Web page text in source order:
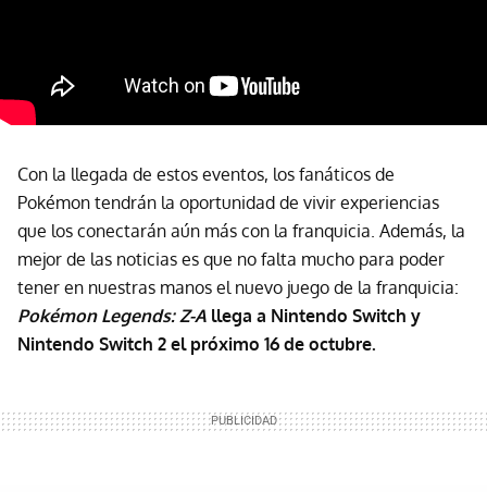
Con la llegada de estos eventos, los fanáticos de
Pokémon tendrán la oportunidad de vivir experiencias
que los conectarán aún más con la franquicia. Además, la
mejor de las noticias es que no falta mucho para poder
tener en nuestras manos el nuevo juego de la franquicia:
Pokémon Legends: Z-A llega a Nintendo Switch y
Nintendo Switch 2 el próximo 16 de octubre.